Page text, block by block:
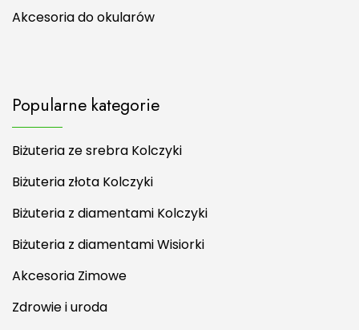
Akcesoria do okularów
Popularne kategorie
Biżuteria ze srebra Kolczyki
Biżuteria złota Kolczyki
Biżuteria z diamentami Kolczyki
Biżuteria z diamentami Wisiorki
Akcesoria Zimowe
Zdrowie i uroda